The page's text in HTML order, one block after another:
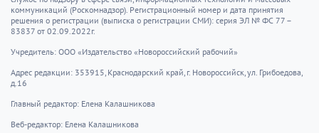
коммуникаций (Роскомнадзор). Регистрационный номер и дата принятия
решения о регистрации (выписка о регистрации СМИ): серия ЭЛ № ФС 77 –
83837 от 02.09.2022г.
Учредитель: ООО «Издательство «Новороссийский рабочий»
Адрес редакции: 353915, Краснодарский край, г. Новороссийск, ул. Грибоедова,
д.16
Главный редактор: Елена Калашникова
Веб-редактор: Елена Калашникова